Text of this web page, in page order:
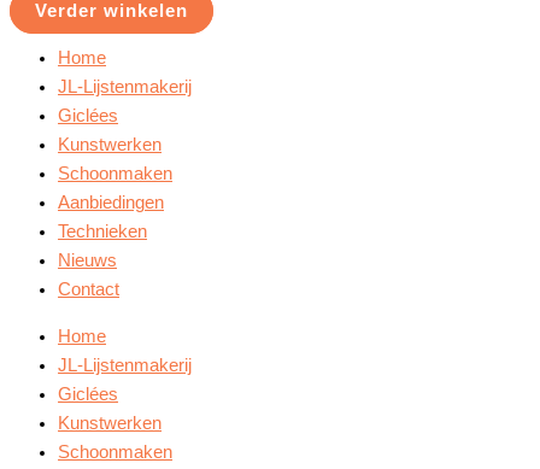
Verder winkelen
Home
JL-Lijstenmakerij
Giclées
Kunstwerken
Schoonmaken
Aanbiedingen
Technieken
Nieuws
Contact
Home
JL-Lijstenmakerij
Giclées
Kunstwerken
Schoonmaken